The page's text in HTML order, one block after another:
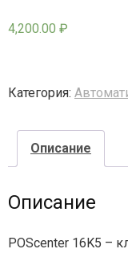
- - -
4,200.00 ₽
Категория:
Описание
Описание
POScenter 16K5 –